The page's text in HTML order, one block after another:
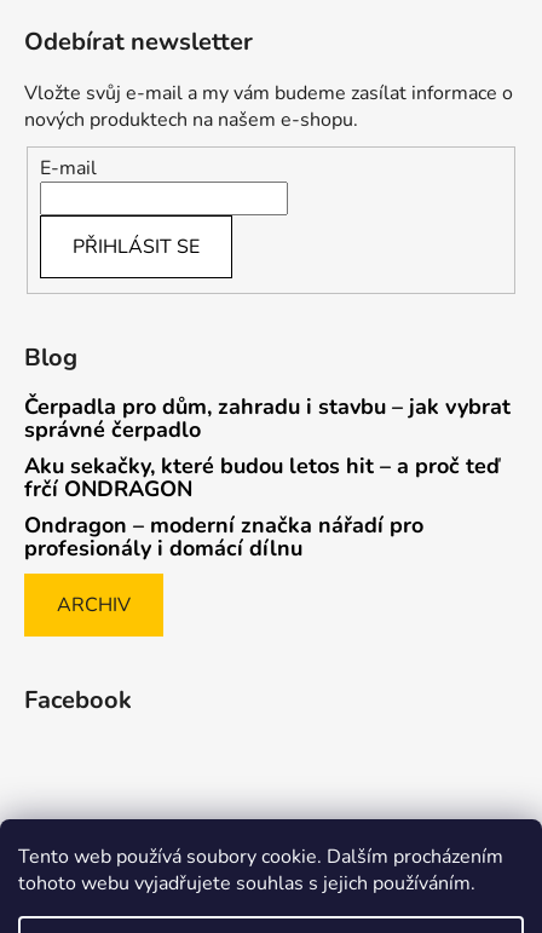
Tento web používá soubory cookie. Dalším procházením
tohoto webu vyjadřujete souhlas s jejich používáním.
Odebírat newsletter
Vložte svůj e-mail a my vám budeme zasílat informace o
nových produktech na našem e-shopu.
E-mail
PŘIHLÁSIT SE
Blog
Čerpadla pro dům, zahradu i stavbu – jak vybrat
správné čerpadlo
Aku sekačky, které budou letos hit – a proč teď
frčí ONDRAGON
Ondragon – moderní značka nářadí pro
profesionály i domácí dílnu
ARCHIV
Facebook
Způsob ověřování recenzí